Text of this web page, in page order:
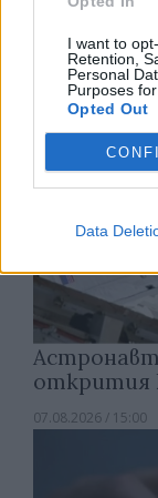
I want to
Retention,
Personal
Purposes
Opted Out
Data
07.08.2026 / 15:30
открития
07.08.2026 / 15:00